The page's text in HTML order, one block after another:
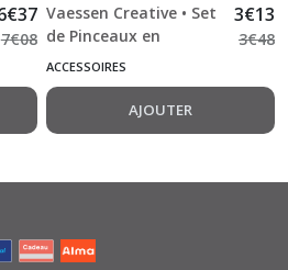
€37
7€08
Vaessen Creative • Set
de Pinceaux en
Silicone 2pcs
3€13
3€48
ACCESSOIRES
AJOUTER